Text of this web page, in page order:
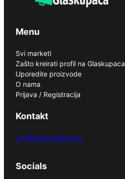
Menu
Svi marketi
Zašto kreirati profil na Glaskupaca
Uporedite proizvode
O nama
Prijava / Registracija
Kontakt
info@glaskupaca.ba
Socials